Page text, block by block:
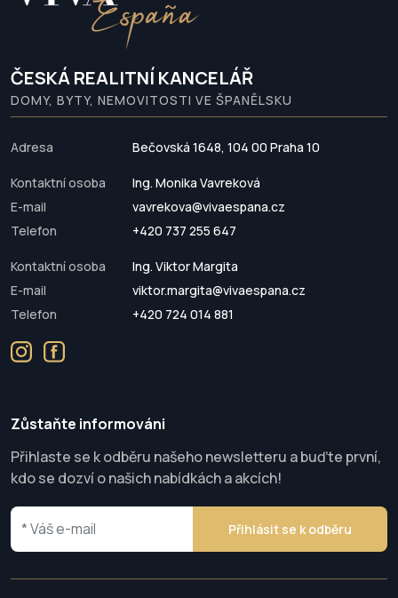
ČESKÁ REALITNÍ KANCELÁŘ
DOMY, BYTY, NEMOVITOSTI VE ŠPANĚLSKU
Adresa Bečovská 1648, 104 00 Praha 10
Kontaktní osoba
Ing. Monika Vavreková
E-mail
vavrekova@vivaespana.cz
Telefon
+420 737 255 647
Kontaktní osoba
Ing. Viktor Margita
E-mail
viktor.margita@vivaespana.cz
Telefon
+420 724 014 881
Zůstaňte informováni
Přihlaste se k odběru našeho newsletteru a buďte první,
kdo se dozví o našich nabídkách a akcích!
Přihlásit se k odběru